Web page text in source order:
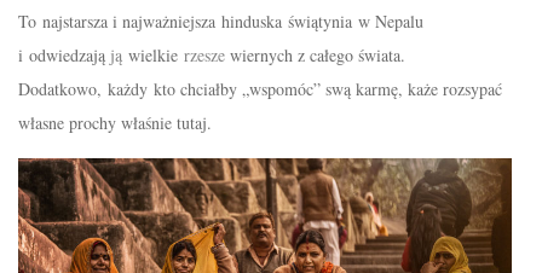
To najstarsza i najważniejsza hinduska świątynia w Nepalu
i odwiedzają ją wielkie rzesze wiernych z całego świata.
Dodatkowo, każdy kto chciałby „wspomóc” swą karmę, każe rozsypać
własne prochy właśnie tutaj.